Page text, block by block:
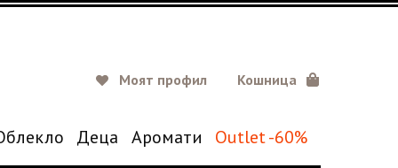
Моят профил Кошница
Деца Аромати Outlet -60%